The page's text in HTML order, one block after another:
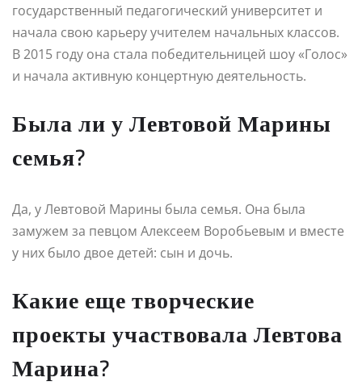
государственный педагогический университет и
начала свою карьеру учителем начальных классов.
В 2015 году она стала победительницей шоу «Голос»
и начала активную концертную деятельность.
Была ли у Левтовой Марины
семья?
Да, у Левтовой Марины была семья. Она была
замужем за певцом Алексеем Воробьевым и вместе
у них было двое детей: сын и дочь.
Какие еще творческие
проекты участвовала Левтова
Марина?